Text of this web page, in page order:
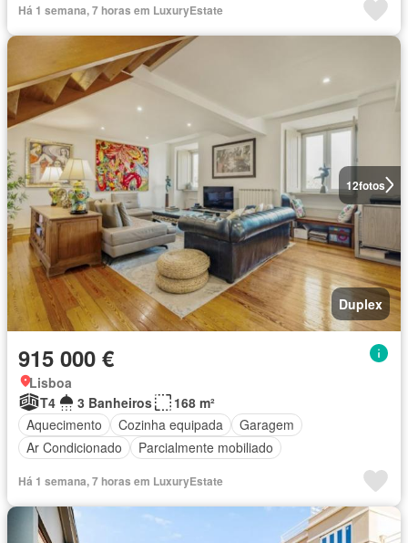
Há 1 semana, 7 horas em LuxuryEstate
12fotos
Duplex
915 000 €
Lisboa
T4
3 Banheiros
168 m²
Aquecimento
Cozinha equipada
Garagem
Ar Condicionado
Parcialmente mobiliado
Há 1 semana, 7 horas em LuxuryEstate